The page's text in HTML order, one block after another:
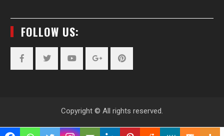
FOLLOW US:
Copyright © All rights reserved.